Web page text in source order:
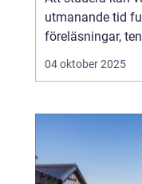
vågor och
gemenskap
utmanande tid
föreläsningar,
den ständiga
själv en paus
batterierna. Vad
04 oktober 2025